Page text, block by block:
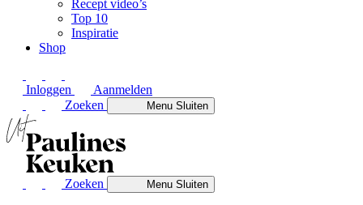
Recept video’s
Top 10
Inspiratie
Shop
Inloggen
Aanmelden
Zoeken
MenuSluiten
Zoeken MenuSluiten